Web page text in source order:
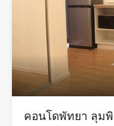
คอนโดพัทยา ลุม